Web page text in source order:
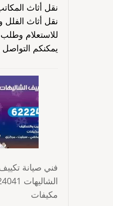
نقل أثاث
نقل أثاث
للاستعلام
يمكنكم
فني صيانة
مكيفات